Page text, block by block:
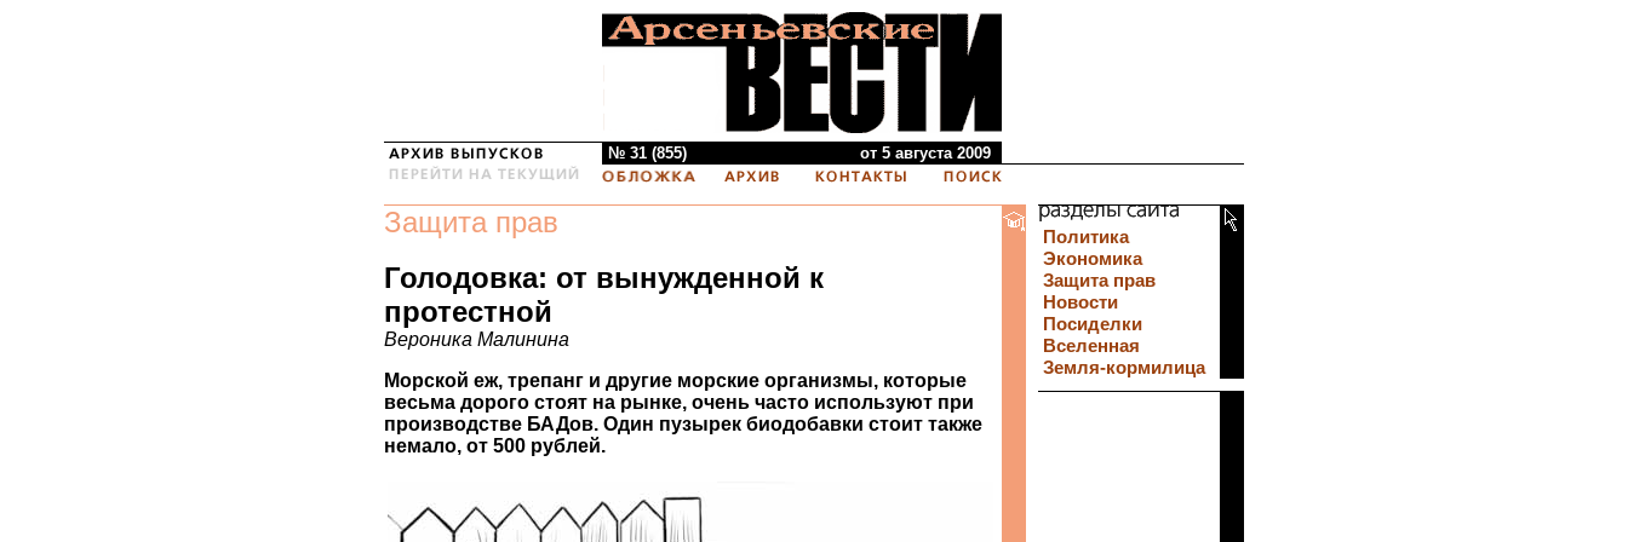
№ 31 (855) от 5 августа 2009
Защита прав
Голодовка: от вынужденной к
протестной
Вероника Малинина
Морской еж, трепанг и другие морские организмы, которые
весьма дорого стоят на рынке, очень часто используют при
производстве БАДов. Один пузырек биодобавки стоит также
немало, от 500 рублей.
Политика
Экономика
Защита прав
Новости
Посиделки
Вселенная
Земля-кормилица